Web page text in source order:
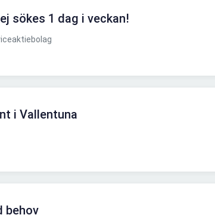
sökes 1 dag i veckan!
i Vallentuna
behov